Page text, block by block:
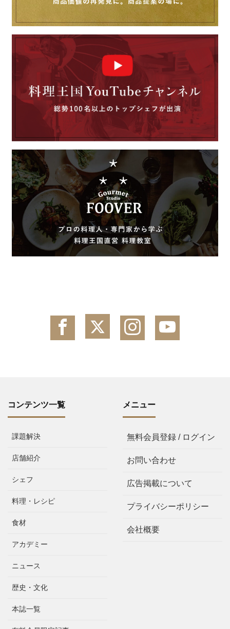
コンテンツ一覧
課題解決
店舗紹介
シェフ
料理・レシピ
食材
アカデミー
ニュース
歴史・文化
本誌一覧
メニュー
無料会員登録 / ログイン
お問い合わせ
広告掲載について
プライバシーポリシー
会社概要